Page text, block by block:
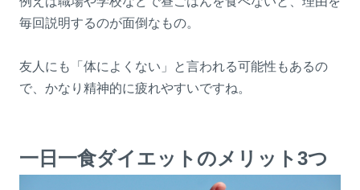
毎回説明するのが面倒なもの。
友人にも「体によくない」と言われる可能性もあるの
で、かなり精神的に疲れやすいですね。
一日一食ダイエットのメリット3つ